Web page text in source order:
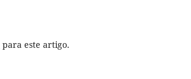
para este artigo.